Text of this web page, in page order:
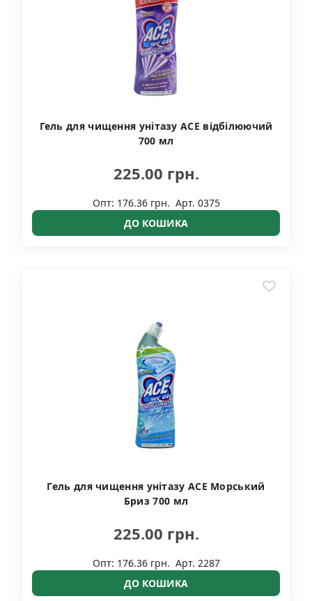
Гель для чищення унітазу ACE відбілюючий
700 мл
225.00 грн.
Опт: 176.36 грн. Арт. 0375
ДО КОШИКА
Гель для чищення унітазу ACE Морський
Бриз 700 мл
225.00 грн.
Опт: 176.36 грн. Арт. 2287
ДО КОШИКА